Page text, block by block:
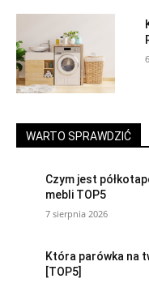
WARTO SPRAWDZIĆ
Czym jest
mebli TOP5
7 sierpnia 2026
Która parówka na
[TOP5]